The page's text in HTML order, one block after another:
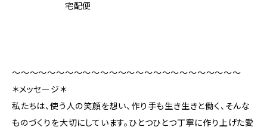
宅配便
〜〜〜〜〜〜〜〜〜〜〜〜〜〜〜〜〜〜〜〜〜〜〜〜〜〜
＊メッセージ＊
私たちは、使う人の笑顔を想い、作り手も生き生きと働く、そんな
ものづくりを大切にしています。ひとつひとつ丁寧に作り上げた愛